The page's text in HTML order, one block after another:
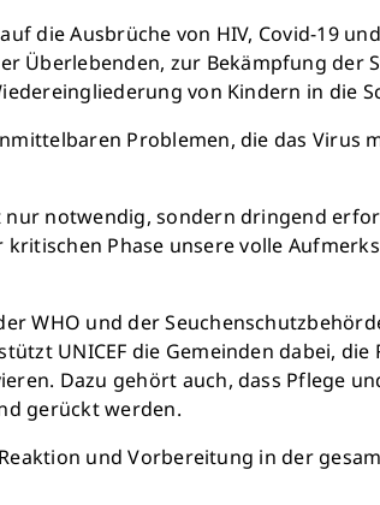
die Ausbrüche von HIV, Covid-19
Überlebenden, zur Bekämpfung
von Kindern in die
Problemen, die das
nur notwendig, sondern dringend
Phase unsere volle
WHO und der
UNICEF die Gemeinden dabei,
Dazu gehört auch, dass Pflege
gerückt werden.
und Vorbereitung in der